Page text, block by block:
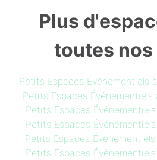
Plus
toutes
Petits Espaces Événementiels
Petits Espaces Événementiels
Petits Espaces
Petits Espaces
Petits Espaces
Petits Espaces